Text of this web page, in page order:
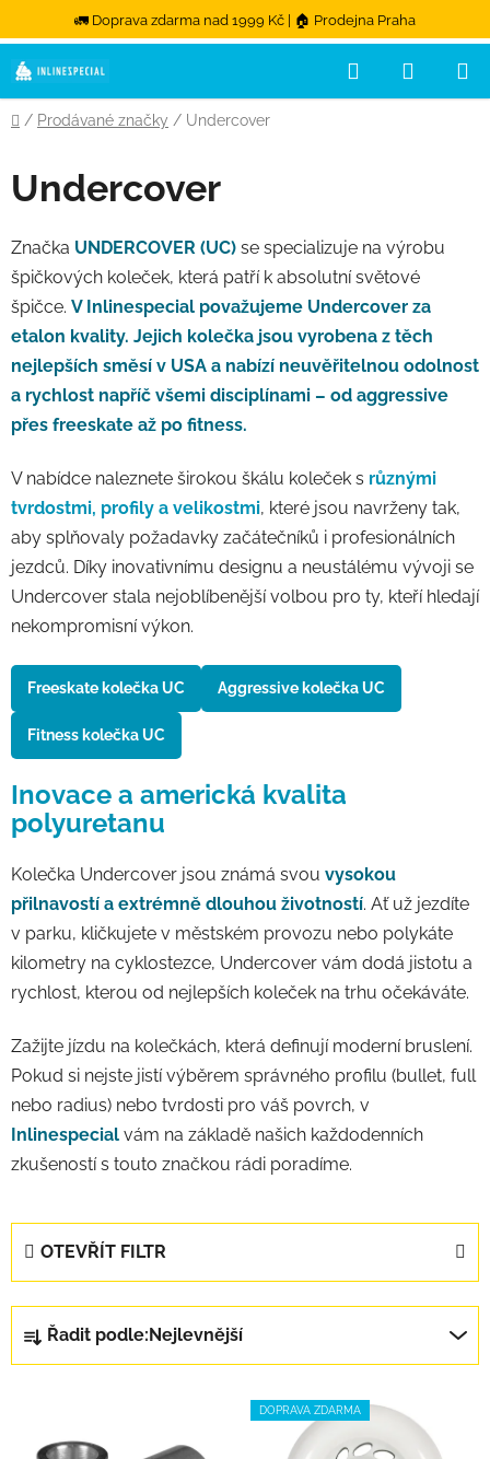
🚛 Doprava zdarma nad 1999 Kč | 🏠 Prodejna Praha
Přejít na obsah
Hledat
Domů
/ Prodávané značky / Undercover
Undercover
Značka UNDERCOVER (UC) se specializuje na výrobu
špičkových koleček, která patří k absolutní světové
špičce. V Inlinespecial považujeme Undercover za
etalon kvality. Jejich kolečka jsou vyrobena z těch
nejlepších směsí v USA a nabízí neuvěřitelnou odolnost
a rychlost napříč všemi disciplínami – od aggressive
přes freeskate až po fitness.
V nabídce naleznete širokou škálu koleček s různými
tvrdostmi, profily a velikostmi, které jsou navrženy tak,
aby splňovaly požadavky začátečníků i profesionálních
jezdců. Díky inovativnímu designu a neustálému vývoji se
Undercover stala nejoblíbenější volbou pro ty, kteří hledají
nekompromisní výkon.
Freeskate kolečka UC Aggressive kolečka UC
Fitness kolečka UC
Inovace a americká kvalita
polyuretanu
Kolečka Undercover jsou známá svou vysokou
přilnavostí a extrémně dlouhou životností. Ať už jezdíte
v parku, kličkujete v městském provozu nebo polykáte
kilometry na cyklostezce, Undercover vám dodá jistotu a
rychlost, kterou od nejlepších koleček na trhu očekáváte.
Zažijte jízdu na kolečkách, která definují moderní bruslení.
Pokud si nejste jistí výběrem správného profilu (bullet, full
nebo radius) nebo tvrdosti pro váš povrch, v
Inlinespecial vám na základě našich každodenních
zkušeností s touto značkou rádi poradíme.
OTEVŘÍT FILTR
Řazení produktů
Řadit podle: Nejlevnější
DOPRAVA ZDARMA